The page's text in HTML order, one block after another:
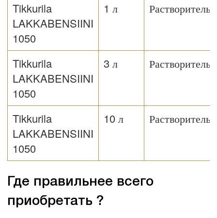
Tikkurila
LAKKABENSIINI
1050
1 л Растворитель
Tikkurila
LAKKABENSIINI
1050
3 л Растворитель
Tikkurila
LAKKABENSIINI
1050
10 л Растворитель
Где правильнее всего
приобретать ?